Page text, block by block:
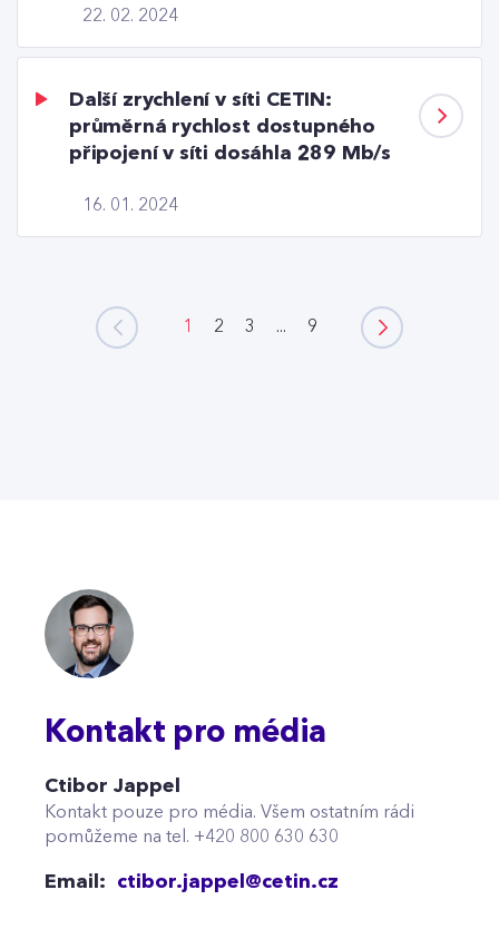
22. 02. 2024
16. 01. 2024
Další zrychlení v síti CETIN:
průměrná rychlost dostupného
připojení v síti dosáhla 289 Mb/s
1 2 3 ... 9
Kontakt pro média
Ctibor Jappel
Kontakt pouze pro média. Všem ostatním rádi
pomůžeme na tel. +420 800 630 630
Email: ctibor.jappel@cetin.cz